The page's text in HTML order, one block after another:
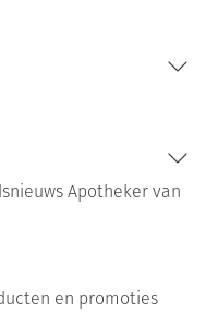
Apotheker van
en promoties